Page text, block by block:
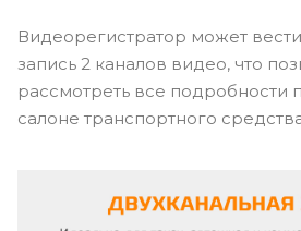
Видеорегистратор может
запись 2 каналов видео, что
рассмотреть все подробности
салоне транспортного